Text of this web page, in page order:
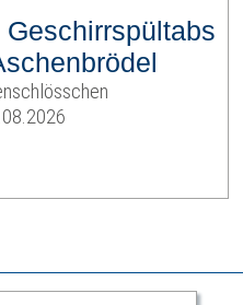
Geschirrspültabs